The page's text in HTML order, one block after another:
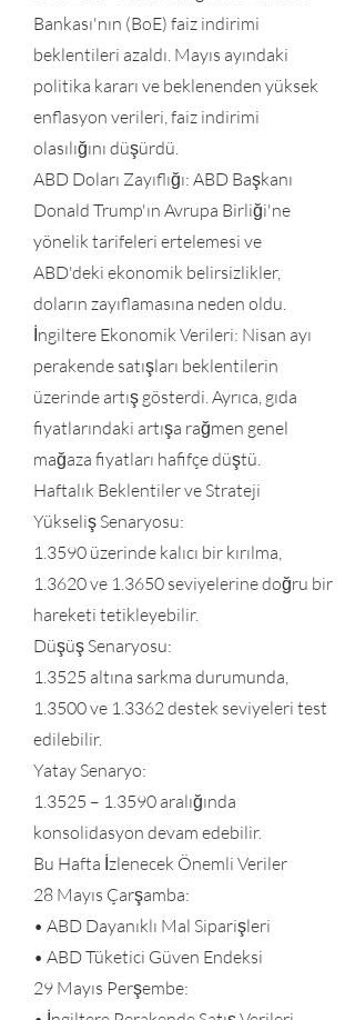
Bankası'nın (BoE) faiz indirimi
beklentileri azaldı. Mayıs ayındaki
politika kararı ve beklenenden yüksek
enflasyon verileri, faiz indirimi
olasılığını düşürdü.
ABD Doları Zayıflığı: ABD Başkanı
Donald Trump'ın Avrupa Birliği'ne
yönelik tarifeleri ertelemesi ve
ABD'deki ekonomik belirsizlikler,
doların zayıflamasına neden oldu.
İngiltere Ekonomik Verileri: Nisan ayı
perakende satışları beklentilerin
üzerinde artış gösterdi. Ayrıca, gıda
fiyatlarındaki artışa rağmen genel
mağaza fiyatları hafifçe düştü.
Haftalık Beklentiler ve Strateji
Yükseliş Senaryosu:
1.3590 üzerinde kalıcı bir kırılma,
1.3620 ve 1.3650 seviyelerine doğru bir
hareketi tetikleyebilir.
Düşüş Senaryosu:
1.3525 altına sarkma durumunda,
1.3500 ve 1.3362 destek seviyeleri test
edilebilir.
Yatay Senaryo:
1.3525 – 1.3590 aralığında
konsolidasyon devam edebilir.
Bu Hafta İzlenecek Önemli Veriler
28 Mayıs Çarşamba:
• ABD Dayanıklı Mal Siparişleri
• ABD Tüketici Güven Endeksi
29 Mayıs Perşembe: